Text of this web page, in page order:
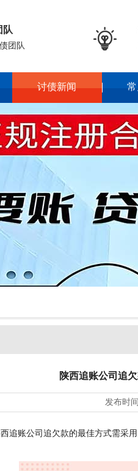
队
团队 
讨债新闻
陕西追账公司追
发布时间
账公司追欠款的最佳方式需采用